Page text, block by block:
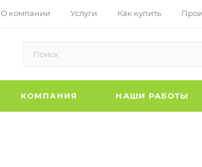
О компании Услуги Как купить
КОМПАНИЯ НАШИ РАБОТЫ